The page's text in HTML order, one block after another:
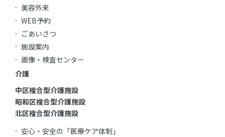
美容外来
WEB予約
ごあいさつ
施設案内
画像・検査センター
介護
中区複合型介護施設
昭和区複合型介護施設
北区複合型介護施設
安心・安全の「医療ケア体制」